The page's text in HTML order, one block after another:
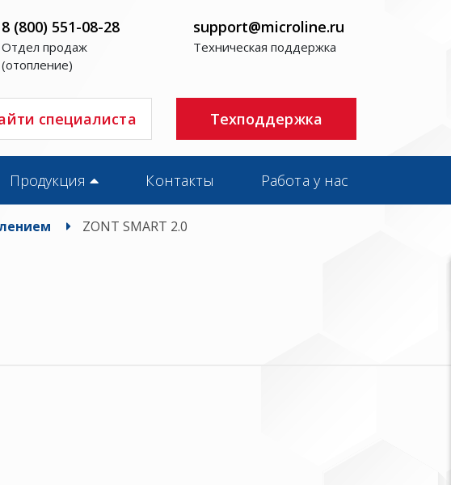
8 (800) 551-08-28
Отдел продаж
(отопление)
support@microline.ru
Техническая поддержка
специалиста Техподдержка
Продукция Контакты Работа у нас
ZONT SMART 2.0